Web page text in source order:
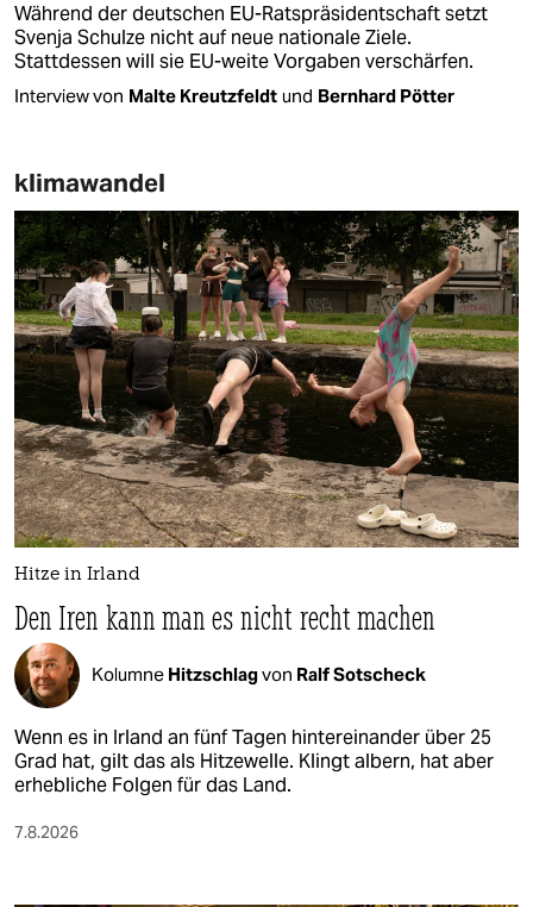
Während der deutschen EU-Ratspräsidentschaft setzt
Svenja Schulze nicht auf neue nationale Ziele.
Stattdessen will sie EU-weite Vorgaben verschärfen.
Interview von Malte Kreutzfeldt und Bernhard Pötter
klimawandel
Hitze in Irland
Den Iren kann man es nicht recht machen
Kolumne Hitzschlagvon Ralf Sotscheck
Wenn es in Irland an fünf Tagen hintereinander über 25
Grad hat, gilt das als Hitzewelle. Klingt albern, hat aber
erhebliche Folgen für das Land.
7.8.2026